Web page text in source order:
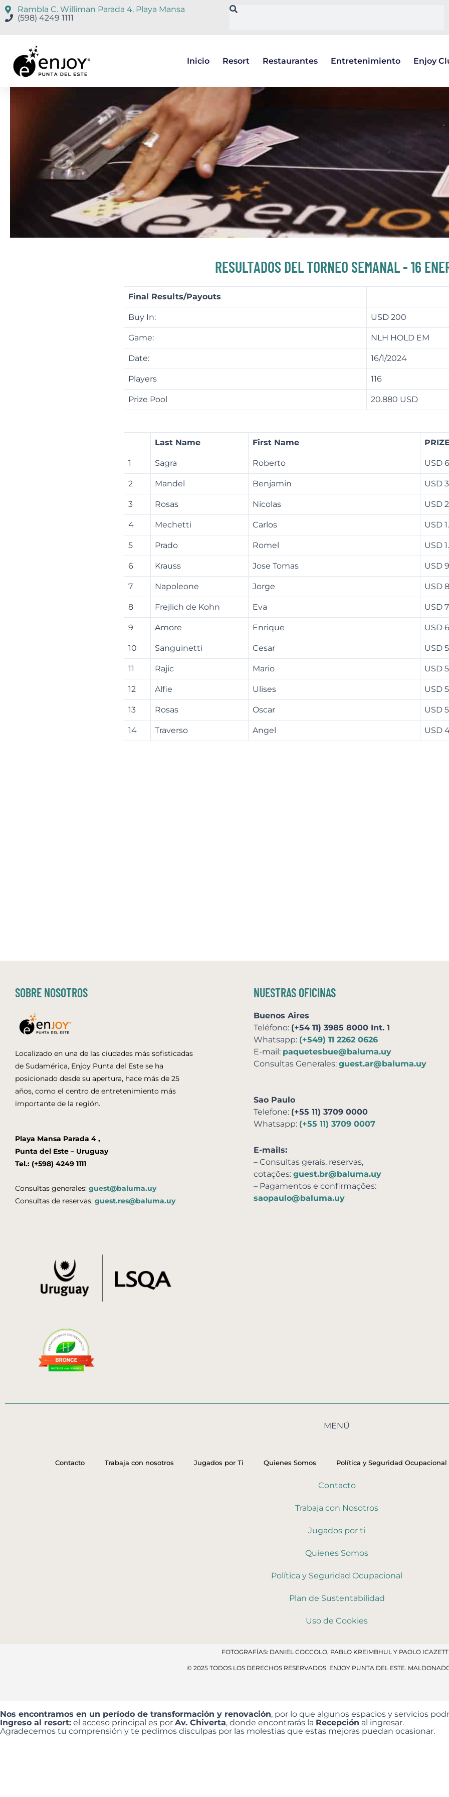
Rambla C. Williman Parada 4, Playa Mansa
(598) 4249 1111
Inicio Resort Restaurantes Entretenimiento Enjoy
RESULTADOS DEL TORNEO SEMANAL - 16
Final Results/Payouts
Buy In: USD 200
Game: NLH HOLD EM
Date: 16/1/2024
Players 116
Prize Pool 20.880 USD
Last Name First Name
1 Sagra Roberto USD
2 Mandel Benjamin USD
3 Rosas Nicolas USD
4 Mechetti Carlos USD
5 Prado Romel USD
6 Krauss Jose Tomas USD
7 Napoleone Jorge USD
8 Frejlich de Kohn Eva USD
9 Amore Enrique USD
10 Sanguinetti Cesar USD
11 Rajic Mario USD
12 Alfie Ulises USD
13 Rosas Oscar USD
14 Traverso Angel USD
SOBRE NOSOTROS
Localizado en una de las ciudades más sofisticadas
de Sudamérica, Enjoy Punta del Este se ha
posicionado desde su apertura, hace más de 25
años, como el centro de entretenimiento más
importante de la región.
Playa Mansa Parada 4 ,
Punta del Este – Uruguay
Tel.: (+598) 4249 1111
Consultas generales: guest@baluma.uy
Consultas de reservas: guest.res@baluma.uy
NUESTRAS OFICINAS
Buenos Aires
Teléfono: (+54 11) 3985 8000 Int. 1
Whatsapp: (+549) 11 2262 0626
E-mail: paquetesbue@baluma.uy
Consultas Generales: guest.ar@baluma.uy
Sao Paulo
Telefone: (+55 11) 3709 0000
Whatsapp: (+55 11) 3709 0007
E-mails:
– Consultas gerais, reservas,
cotações: guest.br@baluma.uy
– Pagamentos e confirmações:
saopaulo@baluma.uy
MENÚ
Contacto Trabaja con nosotros Jugados por Ti Quienes Somos Política y Seguridad Ocupacional
Contacto
Trabaja con Nosotros
Jugados por ti
Quienes Somos
Política y Seguridad Ocupacional
Plan de Sustentabilidad
Uso de Cookies
FOTOGRAFÍAS: DANIEL COCCOLO, PABLO KREIMBHUL Y PAOLO
© 2025 TODOS LOS DERECHOS RESERVADOS​. ENJOY PUNTA DEL ESTE.
Nos encontramos en un período de transformación y renovación, por lo que algunos espacios y servicios
Ingreso al resort: el acceso principal es por Av. Chiverta, donde encontrarás la Recepción al ingresar.
Agradecemos tu comprensión y te pedimos disculpas por las molestias que estas mejoras puedan ocasionar.